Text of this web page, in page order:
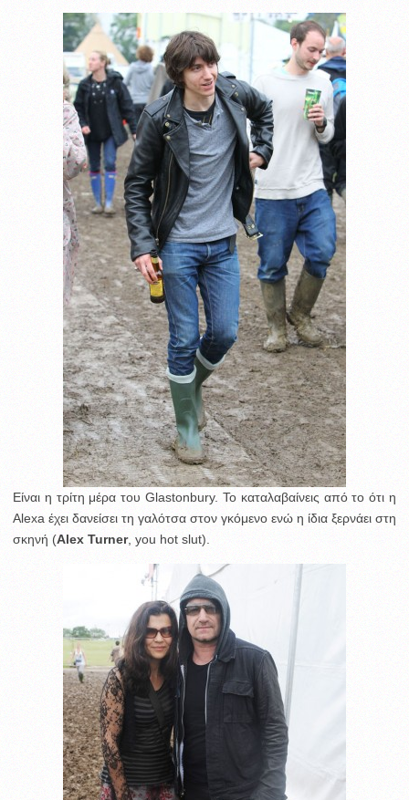
Είναι η τρίτη μέρα του Glastonbury. Το καταλαβαίνεις από το ότι η
Alexa έχει δανείσει τη γαλότσα στον γκόμενο ενώ η ίδια ξερνάει στη
σκηνή (Alex Turner, you hot slut).